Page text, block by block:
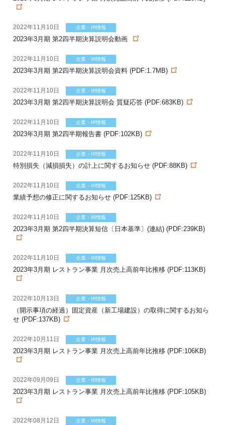
2022年11月10日 企業・IR情報
2023年3月期 第2四半期決算説明会動画
2022年11月10日 企業・IR情報
2023年3月期 第2四半期決算説明会資料 (PDF:1.7MB)
2022年11月10日 企業・IR情報
2023年3月期 第2四半期決算説明会 質疑応答 (PDF:683KB)
2022年11月10日 企業・IR情報
2023年3月期 第2四半期報告書 (PDF:102KB)
2022年11月10日 企業・IR情報
特別損失（減損損失）の計上に関するお知らせ (PDF:88KB)
2022年11月10日 企業・IR情報
業績予想の修正に関するお知らせ (PDF:125KB)
2022年11月10日 企業・IR情報
2023年3月期 第2四半期決算短信〔日本基準〕(連結) (PDF:239KB)
2022年11月10日 企業・IR情報
2023年3月期 レストラン事業 月次売上高前年比推移 (PDF:113KB)
2022年10月13日 企業・IR情報
（開示事項の経過）固定資産（新工場建設）の取得に関するお知ら
せ (PDF:137KB)
2022年10月11日 企業・IR情報
2023年3月期 レストラン事業 月次売上高前年比推移 (PDF:106KB)
2022年09月09日 企業・IR情報
2023年3月期 レストラン事業 月次売上高前年比推移 (PDF:105KB)
2022年08月12日 企業・IR情報